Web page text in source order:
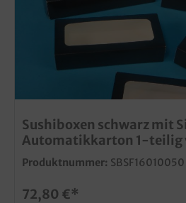
Sushiboxen schwarz mit
Automatikkarton 1-teilig
zur Auswahl
Produktnummer: SBSF16010050
72,80 €*